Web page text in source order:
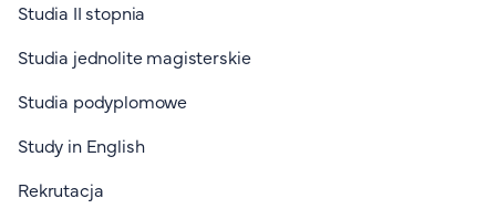
Studia II stopnia
Studia jednolite magisterskie
Studia podyplomowe
Study in English
Rekrutacja